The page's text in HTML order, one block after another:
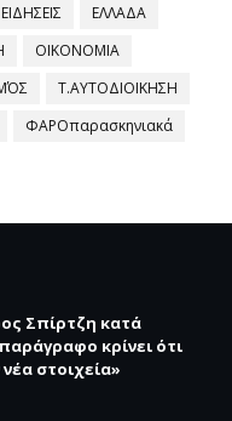
ΕΙΔΗΣΕΙΣ
ΕΛΛΑΔΑ
ΟΙΚΟΝΟΜΙΑ
Τ.ΑΥΤΟΔΙΟΙΚΗΣΗ
ΦΑΡΟπαρασκηνιακά
Σπίρτζη κατά
κρίνει ότι
στοιχεία»